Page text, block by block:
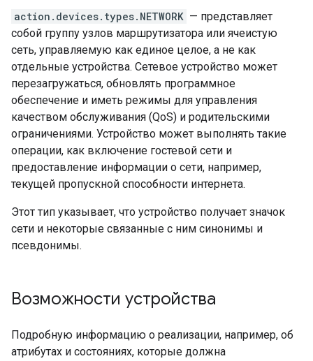
action.devices.types.NETWORK — представляет
собой группу узлов маршрутизатора или ячеистую
сеть, управляемую как единое целое, а не как
отдельные устройства. Сетевое устройство может
перезагружаться, обновлять программное
обеспечение и иметь режимы для управления
качеством обслуживания (QoS) и родительскими
ограничениями. Устройство может выполнять такие
операции, как включение гостевой сети и
предоставление информации о сети, например,
текущей пропускной способности интернета.
Этот тип указывает, что устройство получает значок
сети и некоторые связанные с ним синонимы и
псевдонимы.
Возможности устройства
Подробную информацию о реализации, например, об
атрибутах и ​​состояниях, которые должна